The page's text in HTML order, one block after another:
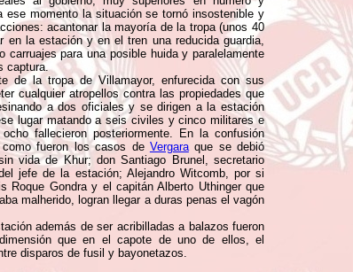
momento la situación se tornó insostenible y
acantonar la mayoría de la tropa (unos 40
en la estación y en el tren una reducida guardia,
para una posible huida y paralelamente
captura.
de la tropa de Villamayor, enfurecida con sus
cualquier atropellos contra las propiedades que
a dos oficiales y se dirigen a la estación
lugar matando a seis civiles y cinco militares e
fallecieron posteriormente. En la confusión
fueron los casos de Vergaraque se debió
vida de Khur; don Santiago Brunel, secretario
jefe de la estación; Alejandro Witcomb, por si
Gondra y el capitán Alberto Uthinger que
malherido, logran llegar a duras penas el vagón
además de ser acribilladas a balazos fueron
que en el capote de uno de ellos, el
disparos de fusil y bayonetazos.